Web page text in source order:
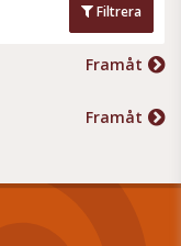
Filtrera
Framåt
Framåt